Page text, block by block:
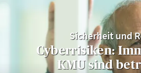
Sicherheit und
Cyberrisiken:
KMU sind